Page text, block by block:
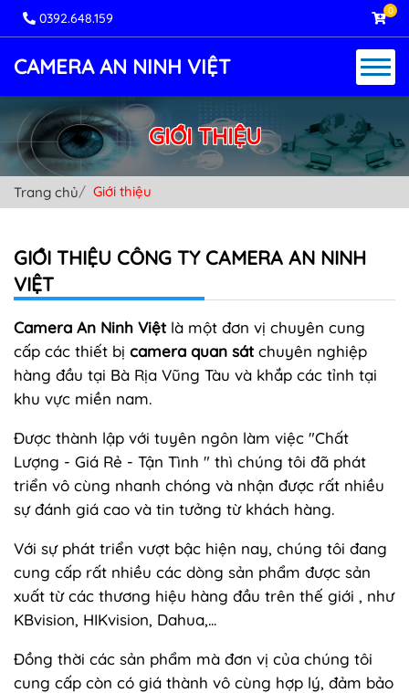
0392.648.159 0
CAMERA AN NINH VIỆT
GIỚI THIỆU
Trang chủ Giới thiệu
GIỚI THIỆU CÔNG TY CAMERA AN NINH
VIỆT
Camera An Ninh Việtlà một đơn vị chuyên cung
cấp các thiết bị camera quan sátchuyên nghiệp
hàng đầu tại Bà Rịa Vũng Tàu và khắp các tỉnh tại
khu vực miền nam.
Được thành lập với tuyên ngôn làm việc "Chất
Lượng - Giá Rẻ - Tận Tình " thì chúng tôi đã phát
triển vô cùng nhanh chóng và nhận được rất nhiều
sự đánh giá cao và tin tưởng từ khách hàng.
Với sự phát triển vượt bậc hiện nay, chúng tôi đang
cung cấp rất nhiều các dòng sản phẩm được sản
xuất từ các thương hiệu hàng đầu trên thế giới , như
KBvision, HIKvision, Dahua,...
Đồng thời các sản phẩm mà đơn vị của chúng tôi
cung cấp còn có giá thành vô cùng hợp lý, đảm bảo